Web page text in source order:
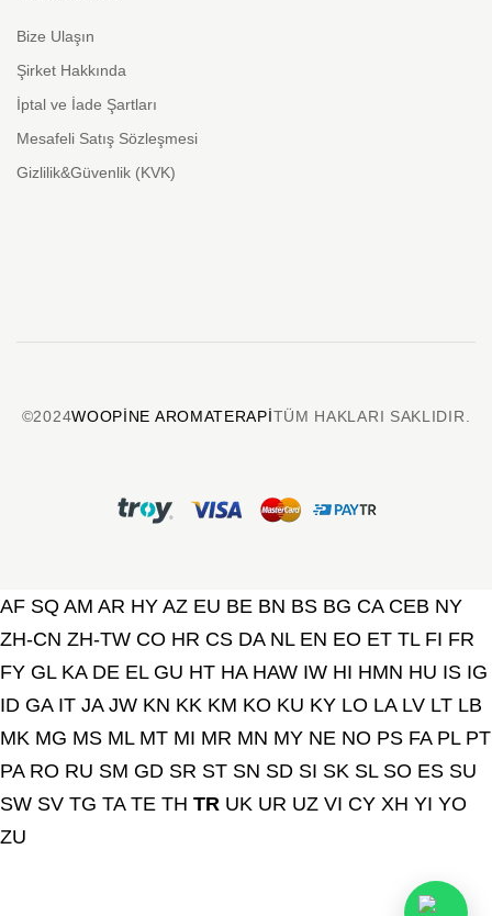
Bize Ulaşın
Şirket Hakkında
İptal ve İade Şartları
Mesafeli Satış Sözleşmesi
Gizlilik&Güvenlik (KVK)
©2024WOOPINE AROMATERAPITÜM HAKLARI SAKLIDIR.
AF SQ AM AR HY AZ EU BE BN BS BG CA CEB NY
ZH-CN ZH-TW CO HR CS DA NL EN EO ET TL FI FR
FY GL KA DE EL GU HT HA HAW IW HI HMN HU IS IG
ID GA IT JA JW KN KK KM KO KU KY LO LA LV LT LB
MK MG MS ML MT MI MR MN MY NE NO PS FA PL PT
PA RO RU SM GD SR ST SN SD SI SK SL SO ES SU
SW SV TG TA TE TH TR UK UR UZ VI CY XH YI YO
ZU